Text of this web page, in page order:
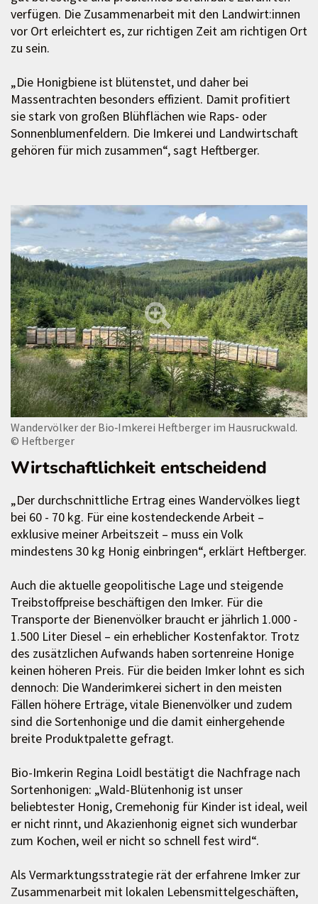
verfügen. Die Zusammenarbeit mit den Landwirt:innen
vor Ort erleichtert es, zur richtigen Zeit am richtigen Ort
zu sein.
„Die Honigbiene ist blütenstet, und daher bei
Massentrachten besonders effizient. Damit profitiert
sie stark von großen Blühflächen wie Raps- oder
Sonnenblumenfeldern. Die Imkerei und Landwirtschaft
gehören für mich zusammen“, sagt Heftberger.
Wandervölker der Bio‑Imkerei Heftberger im Hausruckwald.
© Heftberger
Wirtschaftlichkeit entscheidend
„Der durchschnittliche Ertrag eines Wandervölkes liegt
bei 60 - 70 kg. Für eine kostendeckende Arbeit –
exklusive meiner Arbeitszeit – muss ein Volk
mindestens 30 kg Honig einbringen“, erklärt Heftberger.
Auch die aktuelle geopolitische Lage und steigende
Treibstoffpreise beschäftigen den Imker. Für die
Transporte der Bienenvölker braucht er jährlich 1.000 -
1.500 Liter Diesel – ein erheblicher Kostenfaktor. Trotz
des zusätzlichen Aufwands haben sortenreine Honige
keinen höheren Preis. Für die beiden Imker lohnt es sich
dennoch: Die Wanderimkerei sichert in den meisten
Fällen höhere Erträge, vitale Bienenvölker und zudem
sind die Sortenhonige und die damit einhergehende
breite Produktpalette gefragt.
Bio-Imkerin Regina Loidl bestätigt die Nachfrage nach
Sortenhonigen: „Wald-Blütenhonig ist unser
beliebtester Honig, Cremehonig für Kinder ist ideal, weil
er nicht rinnt, und Akazienhonig eignet sich wunderbar
zum Kochen, weil er nicht so schnell fest wird“.
Als Vermarktungsstrategie rät der erfahrene Imker zur
Zusammenarbeit mit lokalen Lebensmittelgeschäften,